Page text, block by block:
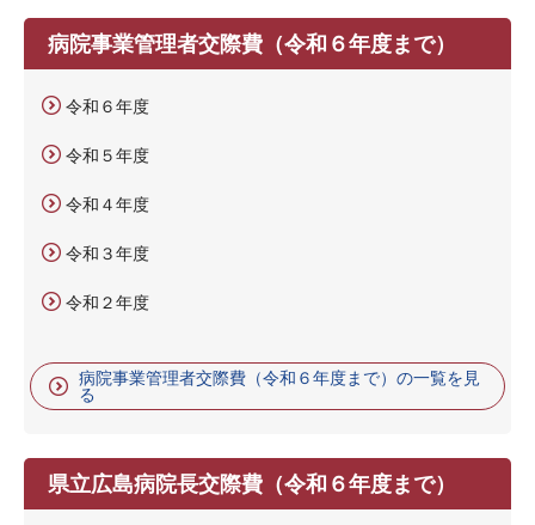
病院事業管理者交際費（令和６年度まで）
令和６年度
令和５年度
令和４年度
令和３年度
令和２年度
病院事業管理者交際費（令和６年度まで）の一覧を見
る
県立広島病院長交際費（令和６年度まで）